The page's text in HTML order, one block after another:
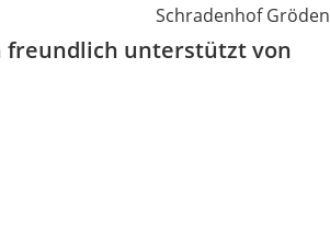
Schradenhof Gröden
freundlich unterstützt von